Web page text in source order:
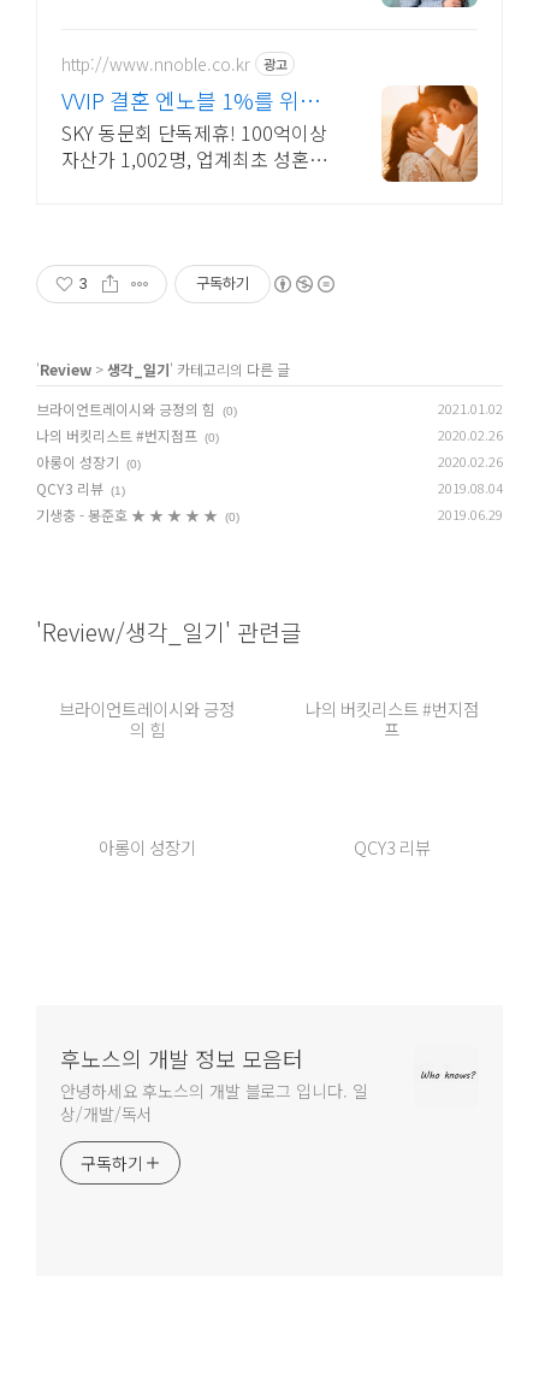
http://www.nnoble.co.kr 광고
VVIP 결혼 엔노블 1%를 위한
상류층 결정사
SKY 동문회 단독제휴! 100억이상
자산가 1,002명, 업계최초 성혼주
3 구독하기
'Review >생각_일기' 카테고리의 다른 글
브라이언트레이시와 긍정의 힘
(0) 2021.01.02
나의 버킷리스트 #번지점프 (0) 2020.02.26
아롱이 성장기 (0) 2020.02.26
QCY3 리뷰 (1) 2019.08.04
기생충 - 봉준호 ★ ★ ★ ★ ★ (0) 2019.06.29
'Review/생각_일기' 관련글
브라이언트레이시와 긍정
의 힘
나의 버킷리스트 #번지점
프
아롱이 성장기 QCY3 리뷰
후노스의 개발 정보 모음터
안녕하세요 후노스의 개발 블로그 입니다. 일
상/개발/독서
구독하기